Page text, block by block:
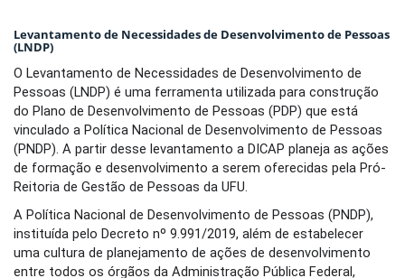
Levantamento de Necessidades de Desenvolvimento de Pessoas
(LNDP)
O Levantamento de Necessidades de Desenvolvimento de
Pessoas (LNDP) é uma ferramenta utilizada para construção
do Plano de Desenvolvimento de Pessoas (PDP) que está
vinculado a Política Nacional de Desenvolvimento de Pessoas
(PNDP). A partir desse levantamento a DICAP planeja as ações
de formação e desenvolvimento a serem oferecidas pela Pró-
Reitoria de Gestão de Pessoas da UFU.
A Política Nacional de Desenvolvimento de Pessoas (PNDP),
instituída pelo Decreto nº 9.991/2019, além de estabelecer
uma cultura de planejamento de ações de desenvolvimento
entre todos os órgãos da Administração Pública Federal,